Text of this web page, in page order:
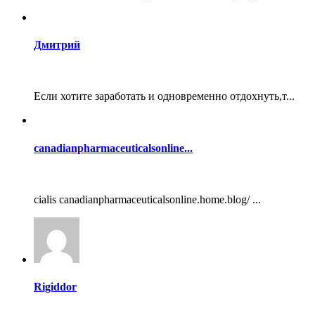
Дмитрий
Если хотите заработать и одновременно отдохнуть,т...
canadianpharmaceuticalsonline...
cialis canadianpharmaceuticalsonline.home.blog/ ...
Rigiddor